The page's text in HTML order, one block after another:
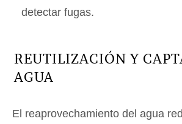
detectar fugas.
REUTILIZACIÓN Y
AGUA
El reaprovechamiento del agua